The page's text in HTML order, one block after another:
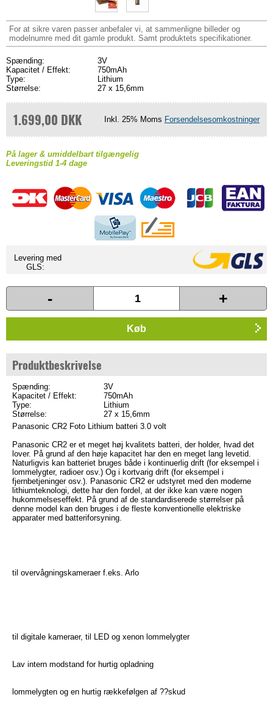
For at sikre varen passer anbefaler vi, at sammenligne billeder og
modelnumre med dit gamle produkt. Samt produktets specifikationer.
Spænding:
3V
Kapacitet / Effekt:
750mAh
Type:
Lithium
Størrelse:
27 x 15,6mm
1.699,00 DKK Inkl. 25% Moms Forsendelsesomkostninger
På lager & umiddelbart tilgængelig
Leveringstid 1-4 dage
Levering med
GLS:
- +
Køb
Produktbeskrivelse
Spænding:
3V
Kapacitet / Effekt:
750mAh
Type:
Lithium
Størrelse:
27 x 15,6mm
Panasonic CR2 Foto Lithium batteri 3.0 volt
Panasonic CR2 er et meget høj kvalitets batteri, der holder, hvad det
lover. På grund af den høje kapacitet har den en meget lang levetid.
Naturligvis kan batteriet bruges både i kontinuerlig drift (for eksempel i
lommelygter, radioer osv.) Og i kortvarig drift (for eksempel i
fjernbetjeninger osv.). Panasonic CR2 er udstyret med den moderne
lithiumteknologi, dette har den fordel, at der ikke kan være nogen
hukommelseseffekt. På grund af de standardiserede størrelser på
denne model kan den bruges i de fleste konventionelle elektriske
apparater med batteriforsyning.
til overvågningskameraer f.eks. Arlo
til digitale kameraer, til LED og xenon lommelygter
Lav intern modstand for hurtig opladning
lommelygten og en hurtig rækkefølgen af ??skud